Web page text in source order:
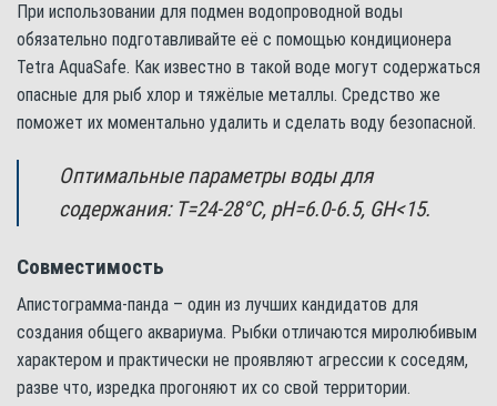
При использовании для подмен водопроводной воды
обязательно подготавливайте её с помощью кондиционера
Tetra AquaSafe. Как известно в такой воде могут содержаться
опасные для рыб хлор и тяжёлые металлы. Средство же
поможет их моментально удалить и сделать воду безопасной.
Оптимальные параметры воды для
содержания: Т=24-28°С, pH=6.0-6.5, GH<15.
Совместимость
Апистограмма-панда – один из лучших кандидатов для
создания общего аквариума. Рыбки отличаются миролюбивым
характером и практически не проявляют агрессии к соседям,
разве что, изредка прогоняют их со свой территории.